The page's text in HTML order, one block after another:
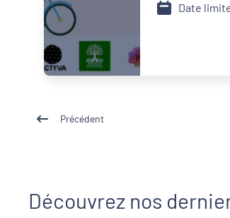
Date
Précédent
Découvrez nos